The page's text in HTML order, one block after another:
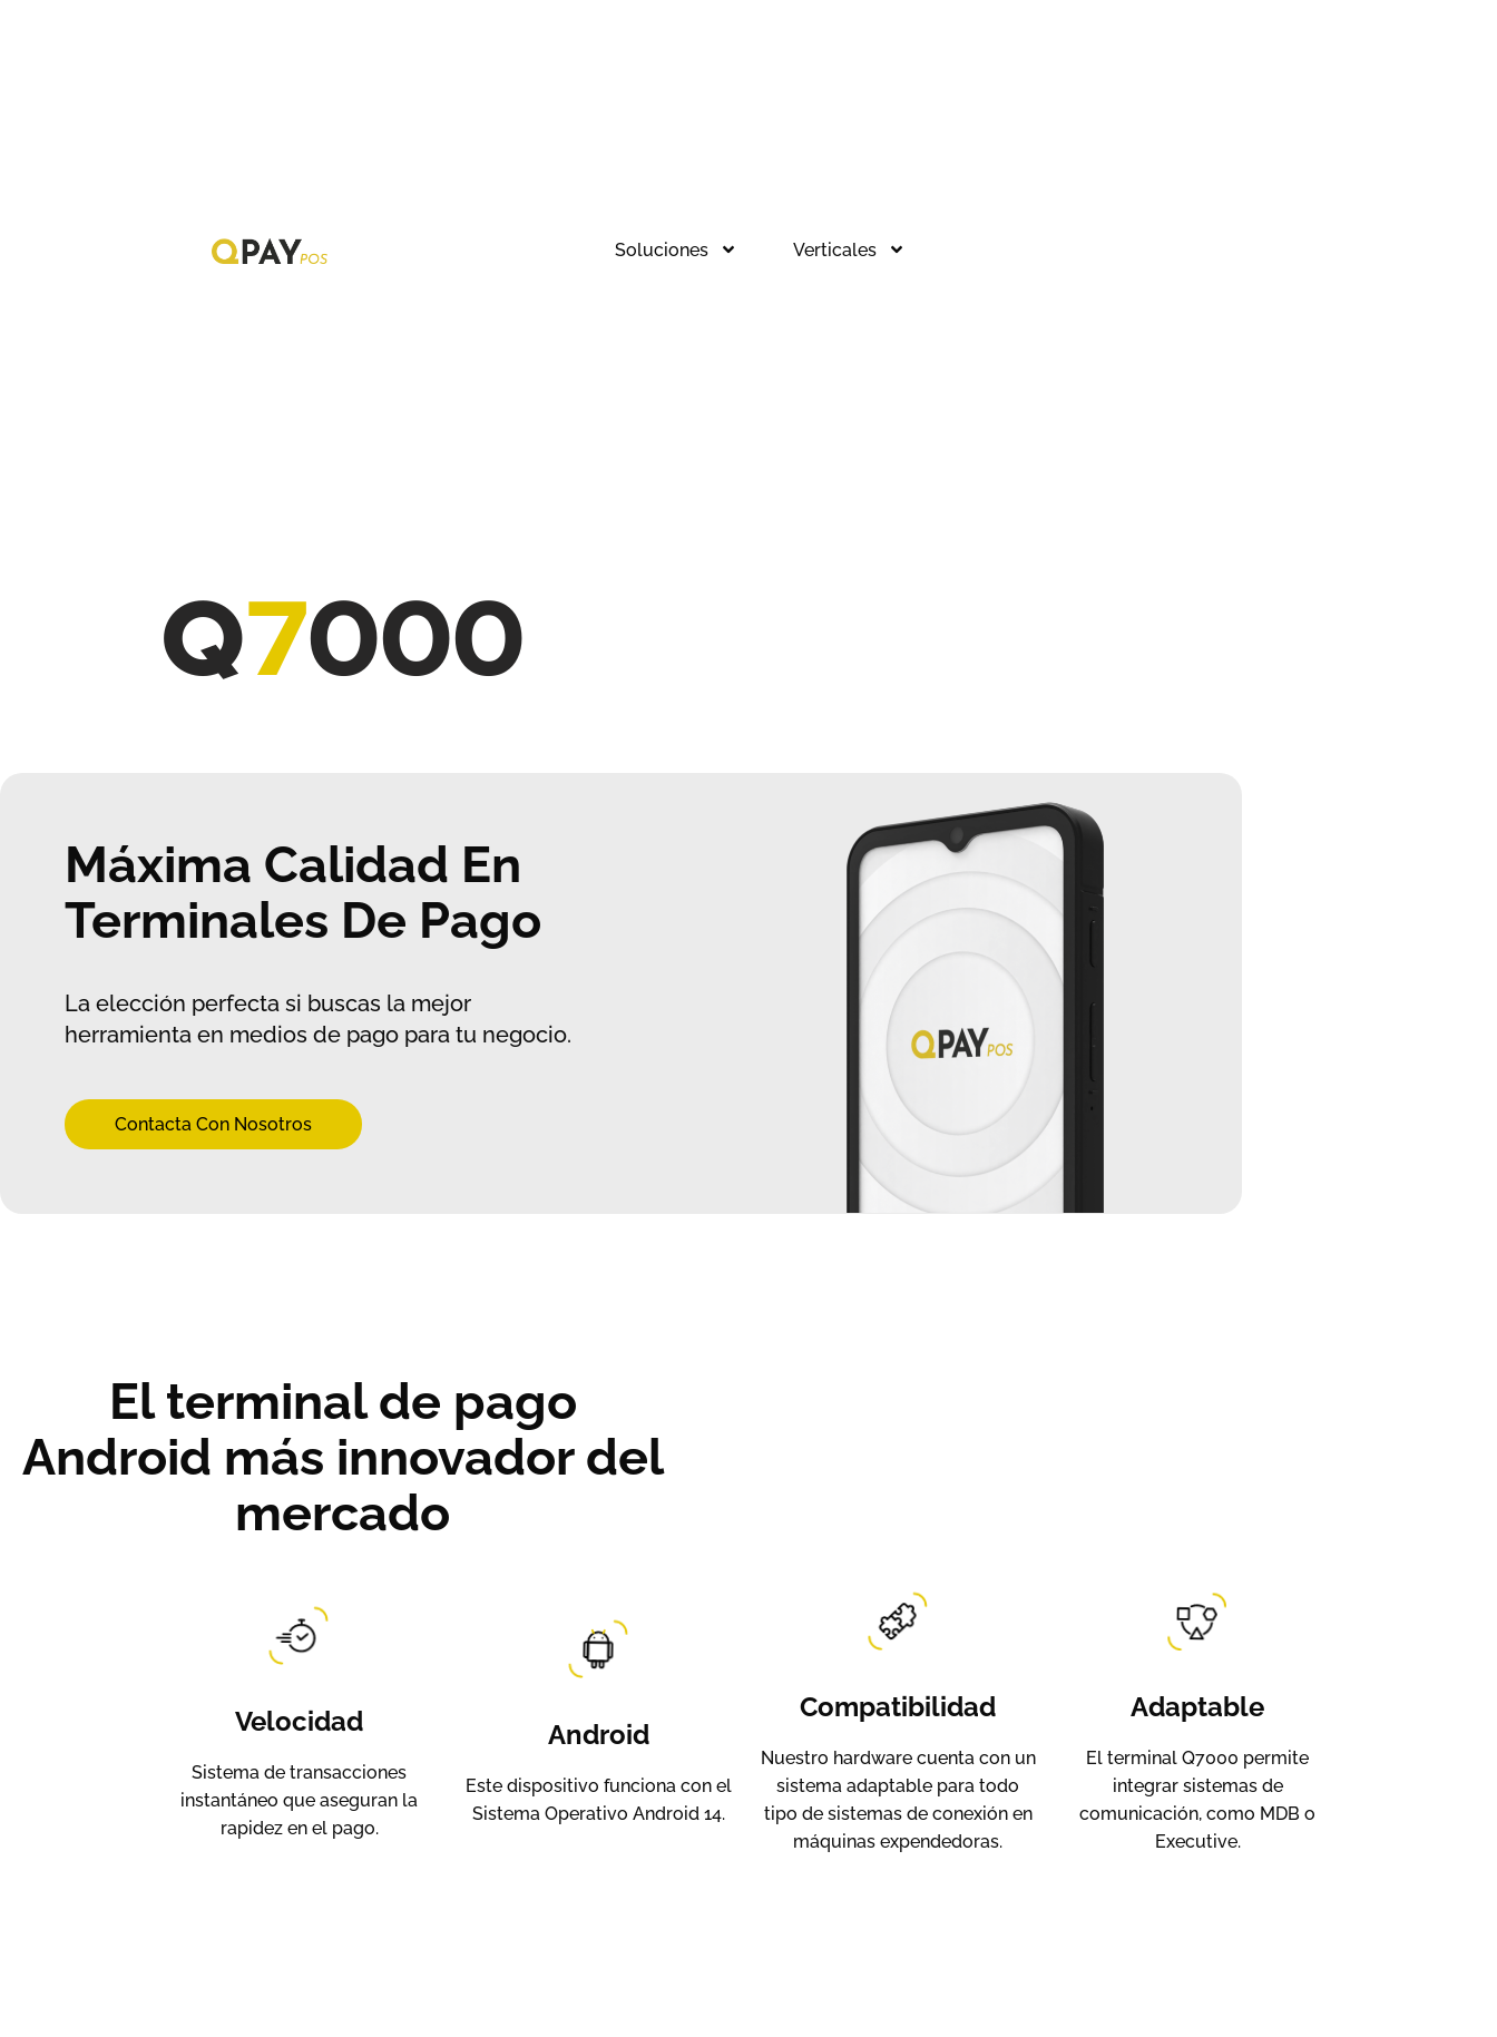
Soluciones Verticales
Q7000
Máxima Calidad En
Terminales De Pago
La elección perfecta si buscas la mejor
herramienta en medios de pago para tu negocio.
Contacta Con Nosotros
El terminal de pago
Android más innovador del
mercado
Velocidad
Sistema de transacciones
instantáneo que aseguran la
rapidez en el pago.
Android
Este dispositivo funciona con el
Sistema Operativo Android 14.
Compatibilidad
Nuestro hardware cuenta con un
sistema adaptable para todo
tipo de sistemas de conexión en
máquinas expendedoras.
Adaptable
El terminal Q7000 permite
integrar sistemas de
comunicación, como MDB o
Executive.